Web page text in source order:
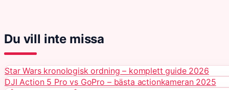
Du vill inte missa
Star Wars kronologisk ordning – komplett guide 2026
DJI Action 5 Pro vs GoPro – bästa actionkameran 2025